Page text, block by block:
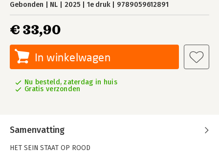
Gebonden NL 2025 1e druk 9789059612891
€ 33,90
In winkelwagen
Nu besteld, zaterdag in huis
Gratis verzonden
Samenvatting
HET SEIN STAAT OP ROOD